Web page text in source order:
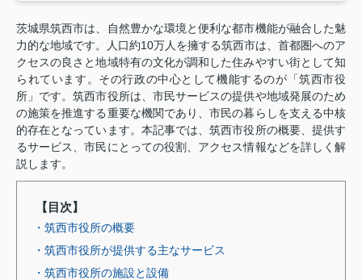
茨城県筑西市は、自然豊かな環境と便利な都市機能が融合した魅
力的な地域です。人口約10万人を擁する筑西市は、首都圏へのア
クセスの良さと地域特有の文化が調和した住みやすい街として知
られています。その行政の中心として機能するのが「筑西市役
所」です。筑西市役所は、市民サービスの提供や地域発展のため
の施策を推進する重要な機関であり、市民の暮らしを支える中核
的存在となっています。本記事では、筑西市役所の概要、提供す
るサービス、市民にとっての役割、アクセス情報などを詳しく解
説します。
【目次】
・筑西市役所の概要
・筑西市役所が提供する主なサービス
・筑西市役所の施設と設備